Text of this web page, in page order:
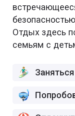
Отдых здесь
семьям с